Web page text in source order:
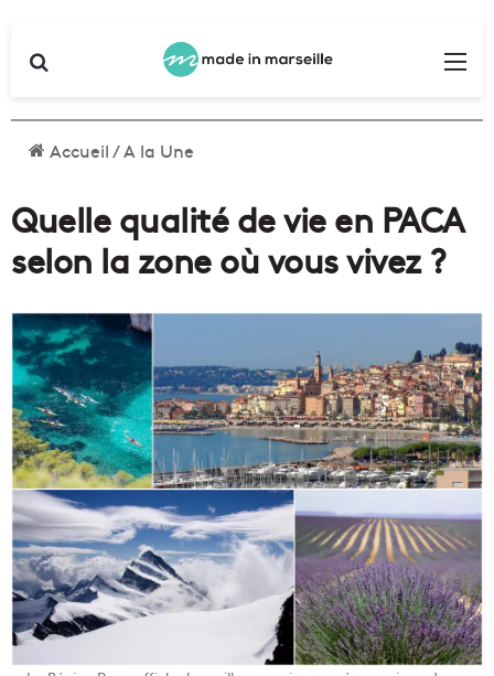
Accueil/A la Une
Quelle qualité de vie en PACA
selon la zone où vous vivez ?